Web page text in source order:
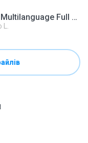
PC Cleaning Utility 3.0.5 Multilanguage Full Patch.iso